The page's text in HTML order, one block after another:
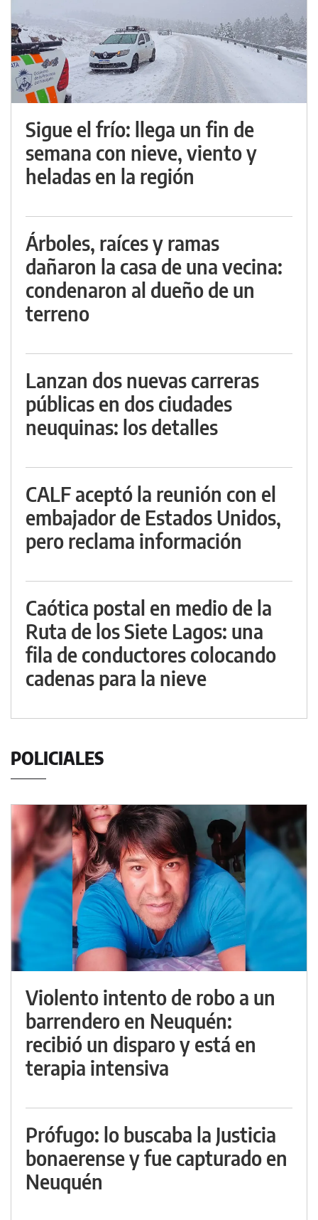
Sigue el frío: llega un fin de
semana con nieve, viento y
heladas en la región
Árboles, raíces y ramas
dañaron la casa de una vecina:
condenaron al dueño de un
terreno
Lanzan dos nuevas carreras
públicas en dos ciudades
neuquinas: los detalles
CALF aceptó la reunión con el
embajador de Estados Unidos,
pero reclama información
Caótica postal en medio de la
Ruta de los Siete Lagos: una
fila de conductores colocando
cadenas para la nieve
POLICIALES
Violento intento de robo a un
barrendero en Neuquén:
recibió un disparo y está en
terapia intensiva
Prófugo: lo buscaba la Justicia
bonaerense y fue capturado en
Neuquén